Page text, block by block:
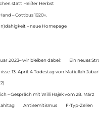
statt Heißer Herbst
– Cottbus 1920«.
– neue Homepage
2023– wir bleiben dabei: Ein neues
13. April: 4 Todestag von Matiul­lah
– Gespräch mit Willi Hajek vom 28. März
Antisemitismus F-Typ-Zellen